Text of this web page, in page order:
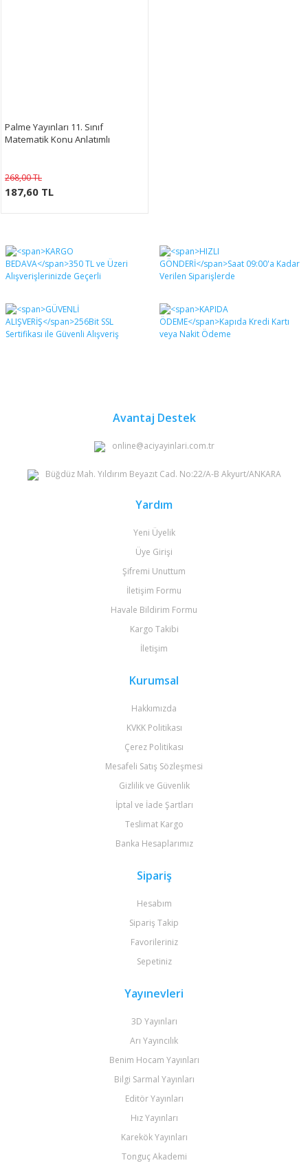
Palme Yayınları 11. Sınıf
Matematik Konu Anlatımlı
268,00 TL
187,60 TL
Avantaj Destek
online@aciyayinlari.com.tr
Büğdüz Mah. Yıldırım Beyazıt Cad. No:22/A-B Akyurt/ANKARA
Yardım
Yeni Üyelik
Üye Girişi
Şifremi Unuttum
İletişim Formu
Havale Bildirim Formu
Kargo Takibi
İletişim
Kurumsal
Hakkımızda
KVKK Politikası
Çerez Politikası
Mesafeli Satış Sözleşmesi
Gizlilik ve Güvenlik
İptal ve İade Şartları
Teslimat Kargo
Banka Hesaplarımız
Sipariş
Hesabım
Sipariş Takip
Favorileriniz
Sepetiniz
Yayınevleri
3D Yayınları
Arı Yayıncılık
Benim Hocam Yayınları
Bilgi Sarmal Yayınları
Editör Yayınları
Hız Yayınları
Karekök Yayınları
Tonguç Akademi